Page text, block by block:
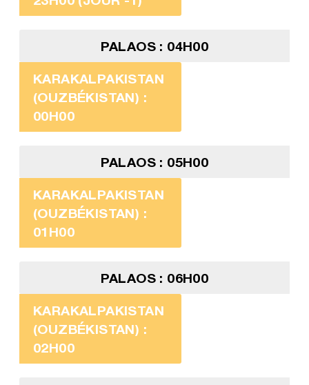
PALAOS : 04H00
KARAKALPAKISTAN
(OUZBÉKISTAN) :
00H00
PALAOS : 05H00
KARAKALPAKISTAN
(OUZBÉKISTAN) :
01H00
PALAOS : 06H00
KARAKALPAKISTAN
(OUZBÉKISTAN) :
02H00